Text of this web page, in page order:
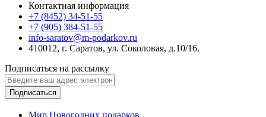
Контактная информация
+7 (8452) 34-51-55
+7 (905) 384-51-55
info-saratov@m-podarkov.ru
410012, г. Саратов, ул. Соколовая, д.10/16.
Подписаться на рассылку
Подписаться
Мир Новогодних подарков